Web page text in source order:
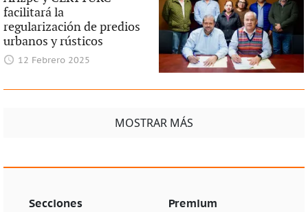
facilitará la
regularización de predios
urbanos y rústicos
12 Febrero 2025
MOSTRAR MÁS
Secciones Premium